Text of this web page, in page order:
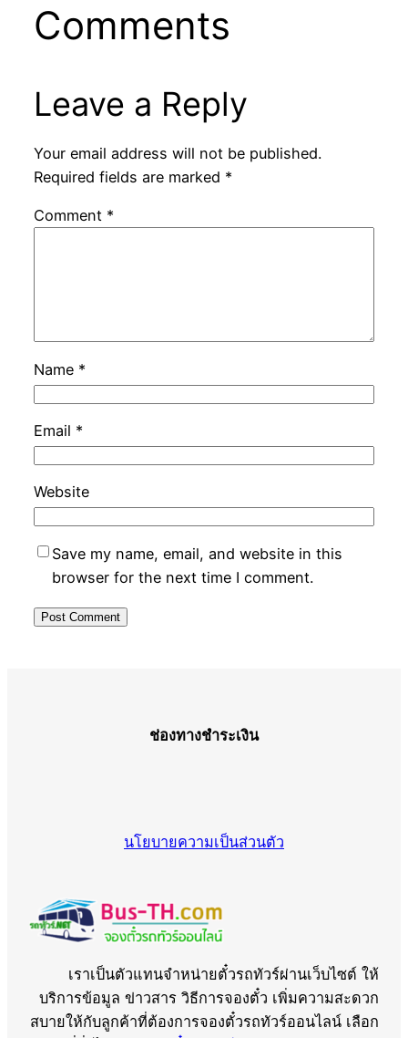
Comments
Leave a Reply
Your email address will not be published.
Required fields are marked *
Comment *
Name *
Email *
Website
Save my name, email, and website in this
browser for the next time I comment.
ช่องทางชำระเงิน
นโยบายความเป็นส่วนตัว
เราเป็นตัวแทนจำหน่ายตั๋วรถทัวร์ผ่านเว็บไซต์ ให้
บริการข้อมูล ข่าวสาร วิธีการจองตั๋ว เพิ่มความสะดวก
สบายให้กับลูกค้าที่ต้องการจองตั๋วรถทัวร์ออนไลน์ เลือก